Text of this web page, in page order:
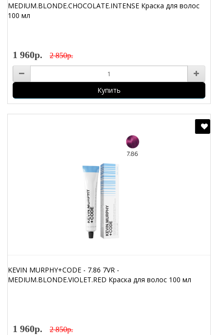
MEDIUM.BLONDE.CHOCOLATE.INTENSE Краска для волос
100 мл
1 960р. 2 850р.
Купить
KEVIN MURPHY+CODE - 7.86 7VR -
MEDIUM.BLONDE.VIOLET.RED Краска для волос 100 мл
1 960р. 2 850р.